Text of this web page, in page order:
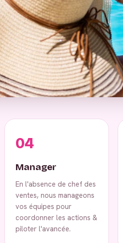
04
Manager
En l'absence de chef des
ventes, nous manageons
vos équipes pour
coordonner les actions &
piloter l'avancée.